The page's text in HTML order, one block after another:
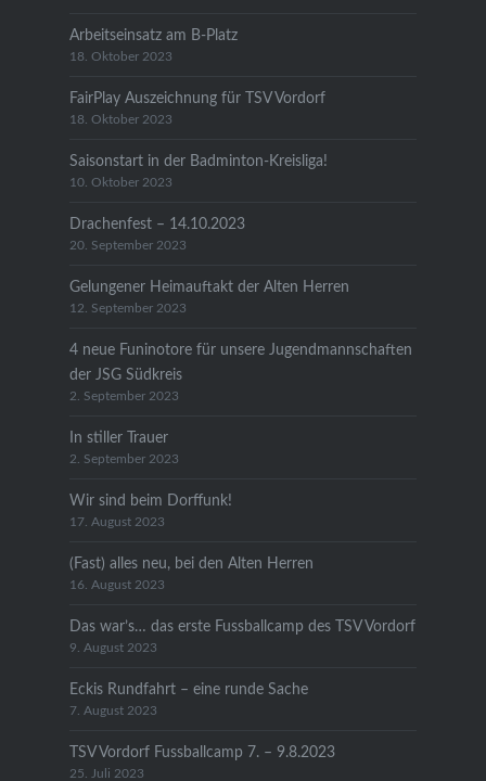
Arbeitseinsatz am B-Platz
18. Oktober 2023
FairPlay Auszeichnung für TSV Vordorf
18. Oktober 2023
Saisonstart in der Badminton-Kreisliga!
10. Oktober 2023
Drachenfest – 14.10.2023
20. September 2023
Gelungener Heimauftakt der Alten Herren
12. September 2023
4 neue Funinotore für unsere Jugendmannschaften
der JSG Südkreis
2. September 2023
In stiller Trauer
2. September 2023
Wir sind beim Dorffunk!
17. August 2023
(Fast) alles neu, bei den Alten Herren
16. August 2023
Das war’s… das erste Fussballcamp des TSV Vordorf
9. August 2023
Eckis Rundfahrt – eine runde Sache
7. August 2023
TSV Vordorf Fussballcamp 7. – 9.8.2023
25. Juli 2023